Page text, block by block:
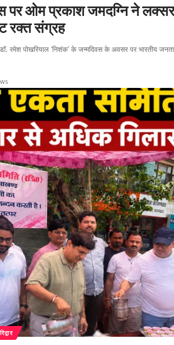
ओम प्रकाश जमदग्नि ने लक्सर
रक्त संग्रह
रमेश पोखरियाल ‘निशंक’ के जन्मदिवस के अवसर पर भारतीय जनता